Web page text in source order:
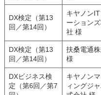
DX検定（第13
回／第14回）
キヤノンIT
ーション
社 様
DX検定（第13
回／第14回）
扶桑電通
様
DXビジネス検
定（第6回／第7
キヤノン
ィングジ